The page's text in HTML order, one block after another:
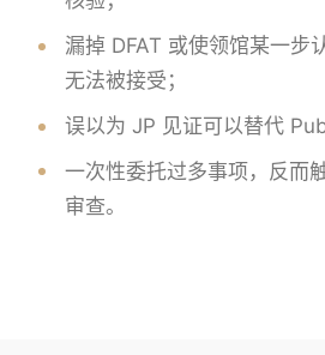
漏掉 DFAT 或使领馆某一步
无法被接受；
误以为 JP 见证可以替代
一次性委托过多事项，反而
审查。